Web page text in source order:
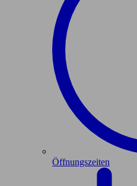
Öffnungszeiten